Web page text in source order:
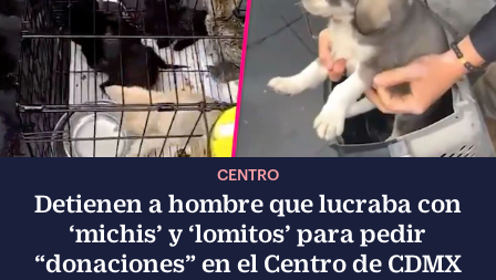
CENTRO
Detienen a hombre que lucraba con
‘michis’ y ‘lomitos’ para pedir
“donaciones” en el Centro de CDMX